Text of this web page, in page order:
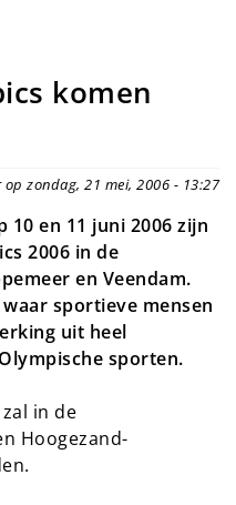
komen
op zondag, 21 mei, 2006 - 13:27
10 en 11 juni 2006 zijn
2006 in de
en Veendam.
sportieve mensen
uit heel
sporten.
in de
Hoogezand-